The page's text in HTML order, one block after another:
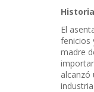
Historia
El
fenicios
madre
alcanzó